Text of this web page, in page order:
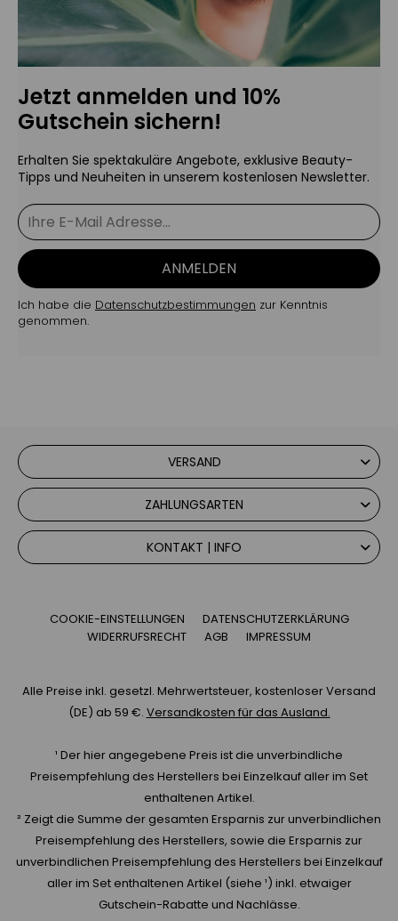
Jetzt anmelden und 10%
Gutschein sichern!
Erhalten Sie spektakuläre Angebote, exklusive Beauty-
Tipps und Neuheiten in unserem kostenlosen Newsletter.
ANMELDEN
Ich habe die Datenschutzbestimmungen zur Kenntnis
genommen.
VERSAND
ZAHLUNGSARTEN
KONTAKT | INFO
COOKIE-EINSTELLUNGEN
DATENSCHUTZERKLÄRUNG
WIDERRUFSRECHT
AGB IMPRESSUM
Alle Preise inkl. gesetzl. Mehrwertsteuer, kostenloser Versand
(DE) ab 59 €. Versandkosten für das Ausland.
¹ Der hier angegebene Preis ist die unverbindliche
Preisempfehlung des Herstellers bei Einzelkauf aller im Set
enthaltenen Artikel.
² Zeigt die Summe der gesamten Ersparnis zur unverbindlichen
Preisempfehlung des Herstellers, sowie die Ersparnis zur
unverbindlichen Preisempfehlung des Herstellers bei Einzelkauf
aller im Set enthaltenen Artikel (siehe ¹) inkl. etwaiger
Gutschein-Rabatte und Nachlässe.